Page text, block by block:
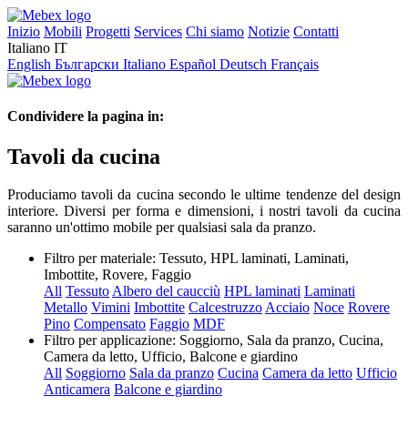
Inizio Mobili Progetti Services Chi siamo Notizie Contatti
Italiano IT
English Български Italiano Español Deutsch Français
Condividere la pagina in:
Tavoli da cucina
Produciamo tavoli da cucina secondo le ultime tendenze del design
interiore. Diversi per forma e dimensioni, i nostri tavoli da cucina
saranno un'ottimo mobile per qualsiasi sala da pranzo.
Filtro per materiale: Tessuto, HPL laminati, Laminati,
Imbottite, Rovere, Faggio
All TessutoAlbero del caucciù HPL laminati Laminati
Metallo Vimini Imbottite CalcestruzzoAcciaio Noce Rovere
Pino Compensato Faggio MDF
Filtro per applicazione: Soggiorno, Sala da pranzo, Cucina,
Camera da letto, Ufficio, Balcone e giardino
All Soggiorno Sala da pranzo Cucina Camera da letto Ufficio
Anticamera Balcone e giardino